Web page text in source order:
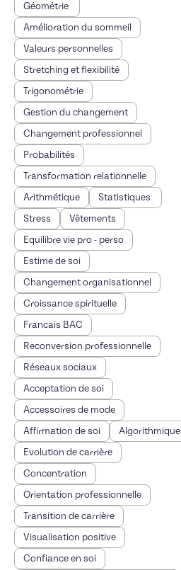
Géométrie
Amélioration du sommeil
Valeurs personnelles
Stretching et flexibilité
Trigonométrie
Gestion du changement
Changement professionnel
Probabilités
Transformation relationnelle
Arithmétique
Statistiques
Stress
Vêtements
Equilibre vie pro - perso
Estime de soi
Changement organisationnel
Croissance spirituelle
Francais BAC
Reconversion professionnelle
Réseaux sociaux
Acceptation de soi
Accessoires de mode
Affirmation de soi
Algorithmique
Evolution de carrière
Concentration
Orientation professionnelle
Transition de carrière
Visualisation positive
Confiance en soi